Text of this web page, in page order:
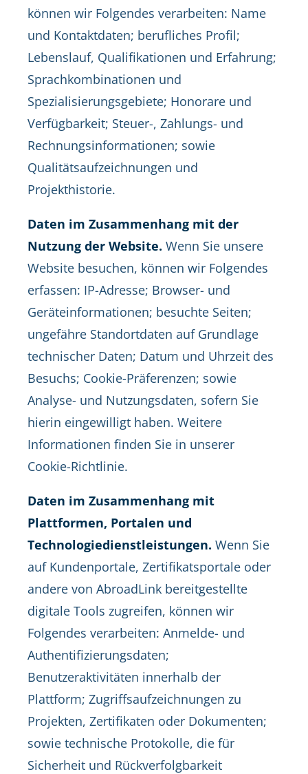
können wir Folgendes verarbeiten: Name
und Kontaktdaten; berufliches Profil;
Lebenslauf, Qualifikationen und Erfahrung;
Sprachkombinationen und
Spezialisierungsgebiete; Honorare und
Verfügbarkeit; Steuer-, Zahlungs- und
Rechnungsinformationen; sowie
Qualitätsaufzeichnungen und
Projekthistorie.
Daten im Zusammenhang mit der
Nutzung der Website. Wenn Sie unsere
Website besuchen, können wir Folgendes
erfassen: IP-Adresse; Browser- und
Geräteinformationen; besuchte Seiten;
ungefähre Standortdaten auf Grundlage
technischer Daten; Datum und Uhrzeit des
Besuchs; Cookie-Präferenzen; sowie
Analyse- und Nutzungsdaten, sofern Sie
hierin eingewilligt haben. Weitere
Informationen finden Sie in unserer
Cookie-Richtlinie.
Daten im Zusammenhang mit
Plattformen, Portalen und
Technologiedienstleistungen. Wenn Sie
auf Kundenportale, Zertifikatsportale oder
andere von AbroadLink bereitgestellte
digitale Tools zugreifen, können wir
Folgendes verarbeiten: Anmelde- und
Authentifizierungsdaten;
Benutzeraktivitäten innerhalb der
Plattform; Zugriffsaufzeichnungen zu
Projekten, Zertifikaten oder Dokumenten;
sowie technische Protokolle, die für
Sicherheit und Rückverfolgbarkeit